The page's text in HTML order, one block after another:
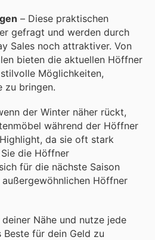
– Diese praktischen
gefragt und werden durch
Sales noch attraktiver. Von
bieten die aktuellen Höffner
Möglichkeiten,
zu bringen.
der Winter näher rückt,
während der Höffner
da sie oft stark
die Höffner
für die nächste Saison
Höffner
deiner Nähe und nutze jede
für dein Geld zu